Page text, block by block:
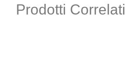
Prodotti Correlati